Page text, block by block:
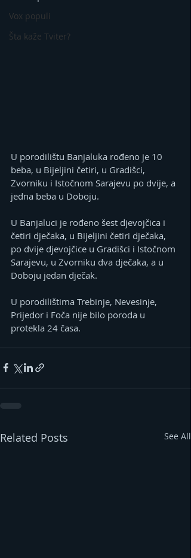
Vox populi
Šta kaže Tviter?
U porodilištu Banjaluka rođeno je 10
beba, u Bijeljini četiri, u Gradišci,
Zvorniku i Istočnom Sarajevu po dvije, a
jedna beba u Doboju.
U Banjaluci je rođeno šest djevojčica i
četiri dječaka, u Bijeljini četiri dječaka,
po dvije djevojčice u Gradišci i Istočnom
Sarajevu, u Zvorniku dva dječaka, a u
Doboju jedan dječak.
U porodilištima Trebinje, Nevesinje,
Prijedor i Foča nije bilo poroda u
protekla 24 časa.
Related Posts See All